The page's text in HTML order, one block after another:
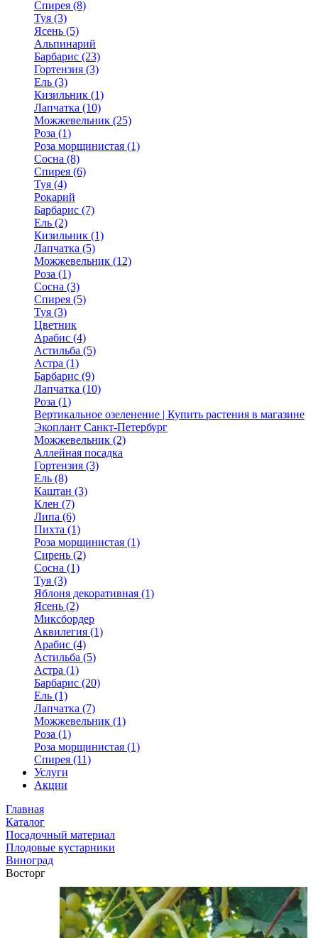
Спирея (8)
Туя (3)
Ясень (5)
Альпинарий
Барбарис (23)
Гортензия (3)
Ель (3)
Кизильник (1)
Лапчатка (10)
Можжевельник (25)
Роза (1)
Роза морщинистая (1)
Сосна (8)
Спирея (6)
Туя (4)
Рокарий
Барбарис (7)
Ель (2)
Кизильник (1)
Лапчатка (5)
Можжевельник (12)
Роза (1)
Сосна (3)
Спирея (5)
Туя (3)
Цветник
Арабис (4)
Астильба (5)
Астра (1)
Барбарис (9)
Лапчатка (10)
Роза (1)
Вертикальное озеленение | Купить растения в магазине
Экоплант Санкт-Петербург
Можжевельник (2)
Аллейная посадка
Гортензия (3)
Ель (8)
Каштан (3)
Клен (7)
Липа (6)
Пихта (1)
Роза морщинистая (1)
Сирень (2)
Сосна (1)
Туя (3)
Яблоня декоративная (1)
Ясень (2)
Миксбордер
Аквилегия (1)
Арабис (4)
Астильба (5)
Астра (1)
Барбарис (20)
Ель (1)
Лапчатка (7)
Можжевельник (1)
Роза (1)
Роза морщинистая (1)
Спирея (11)
Услуги
Акции
Главная
Каталог
Посадочный материал
Плодовые кустарники
Виноград
Восторг